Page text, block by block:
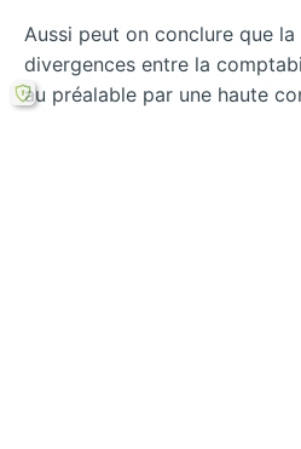
Aussi peut on conclure que
divergences entre la
au préalable par une haute